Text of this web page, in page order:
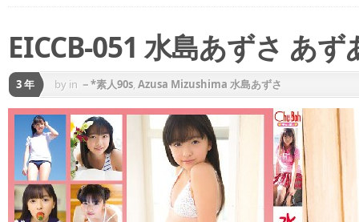
EICCB-051 水島あずさ あ
3 年 by in －*素人90s, Azusa Mizushima 水島あずさ